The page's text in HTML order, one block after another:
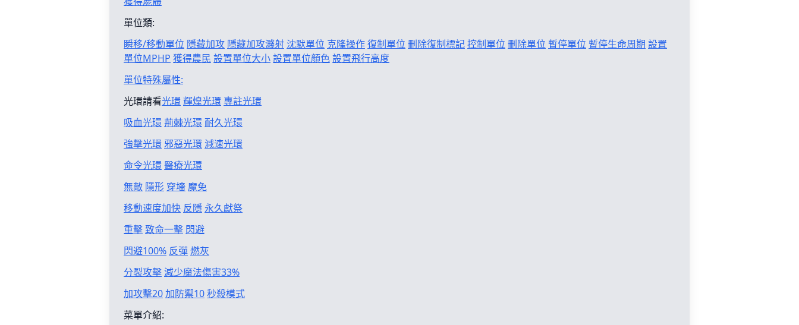
單位類:
瞬移/移動單位 隱藏加攻 隱藏加攻濺射 沈默單位 克隆操作復制單位 刪除復制標記控制單位 刪除單位 暫停單位 暫停生命周期 設置
單位MPHP 獲得農民 設置單位大小設置單位顏色設置飛行高度
單位特殊屬性:
光環請看光環輝煌光環專註光環
吸血光環荊棘光環耐久光環
強擊光環邪惡光環減速光環
命令光環醫療光環
無敵 隱形 穿墻 魔免
移動速度加快 反隱 永久獻祭
重擊致命一擊 閃避
閃避100% 反彈燃灰
分裂攻擊減少魔法傷害33%
加攻擊20加防禦10秒殺模式
菜單介紹: